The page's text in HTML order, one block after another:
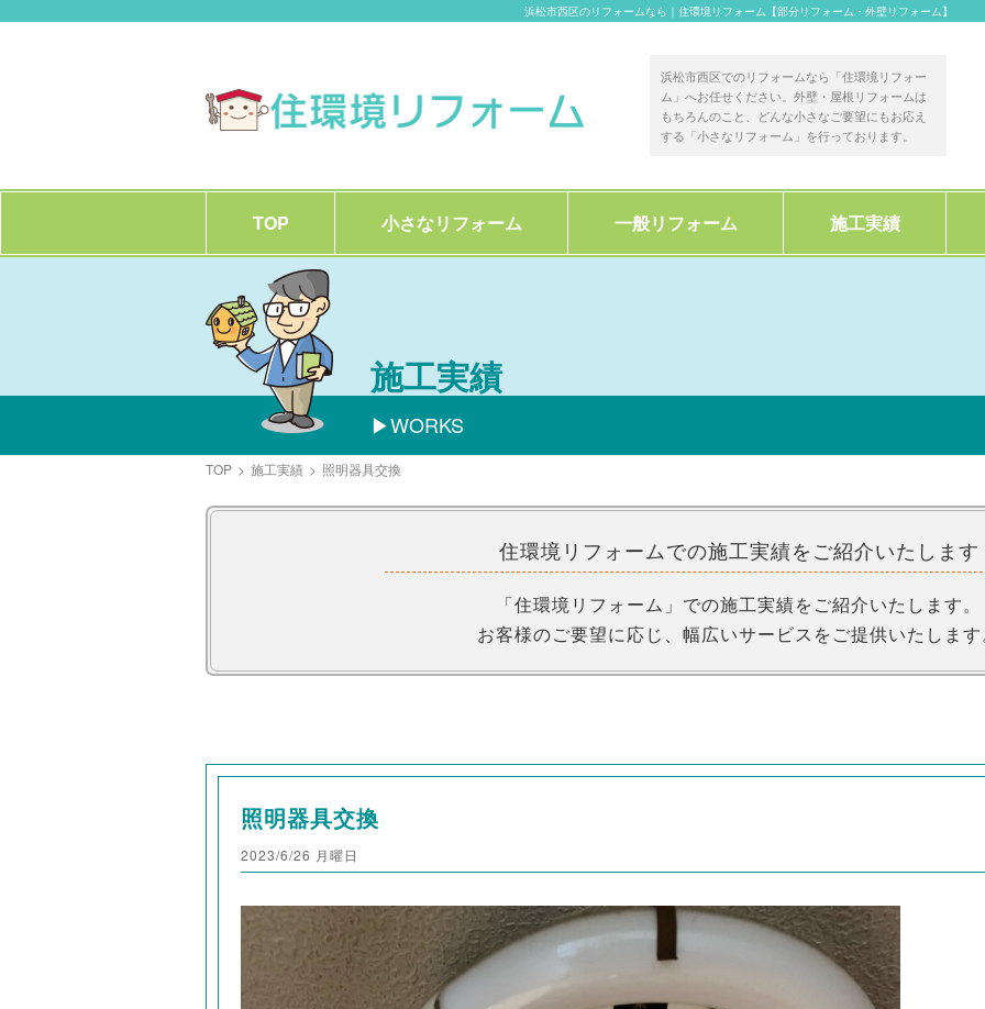
浜松市西区のリフォームなら｜住環境リフォーム【部分リフォーム・外壁リフォーム】
浜松市西区でのリフォームなら「住環境リフォー
ム」へお任せください。外壁・屋根リフォームは
もちろんのこと、どんな小さなご要望にもお応え
する「小さなリフォーム」を行っております。
TOP 小さなリフォーム 一般リフォーム 施工実績
施工実績
WORKS
TOP > 施工実績 > 照明器具交換
住環境リフォームでの施工実績をご紹介いたします
「住環境リフォーム」での施工実績をご紹介いたします。
お客様のご要望に応じ、幅広いサービスをご提供いたしま
照明器具交換
2023/6/26 月曜日